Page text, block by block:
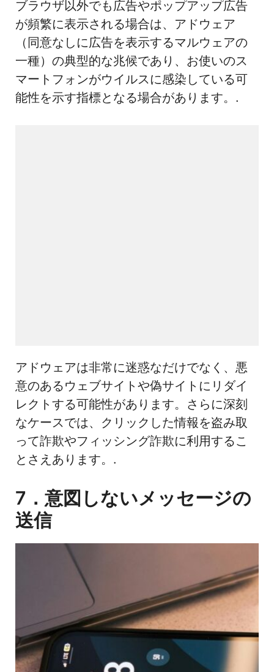
ブラウザ以外でも広告やポップアップ広告
が頻繁に表示される場合は、アドウェア
（同意なしに広告を表示するマルウェアの
一種）の典型的な兆候であり、お使いのス
マートフォンがウイルスに感染している可
能性を示す指標となる場合があります。.
アドウェアは非常に迷惑なだけでなく、悪
意のあるウェブサイトや偽サイトにリダイ
レクトする可能性があります。さらに深刻
なケースでは、クリックした情報を盗み取
って詐欺やフィッシング詐欺に利用するこ
とさえあります。.
7．意図しないメッセージの
送信